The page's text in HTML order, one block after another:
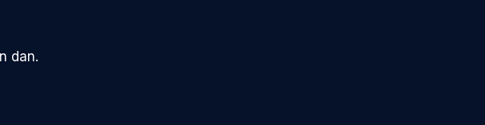
dan.